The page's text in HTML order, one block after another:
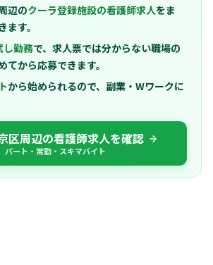
辺のクーラ登録施設の看護師求人をま
ます。
し勤務で、求人票では分からない職場の
てから応募できます。
から始められるので、副業・Wワークに
区周辺の看護師求人を確認
パート・常勤・スキマバイト